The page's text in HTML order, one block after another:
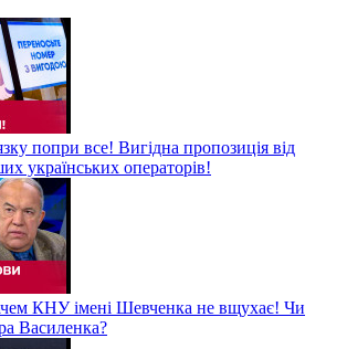
попри все! Вигідна пропозиція від
українських операторів!
КНУ імені Шевченка не вщухає! Чи
Василенка?